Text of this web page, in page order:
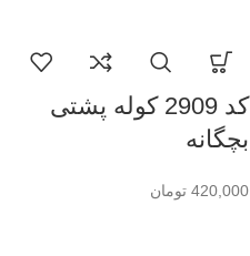
کد 2909 کوله پشتی
بچگانه
420,000 تومان